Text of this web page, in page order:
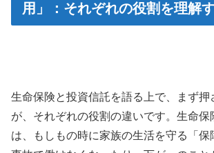
用」：それぞれの役割を理解
生命保険と投資信託を語る上で、まず押
が、それぞれの役割の違いです。生命保
は、もしもの時に家族の生活を守る「保